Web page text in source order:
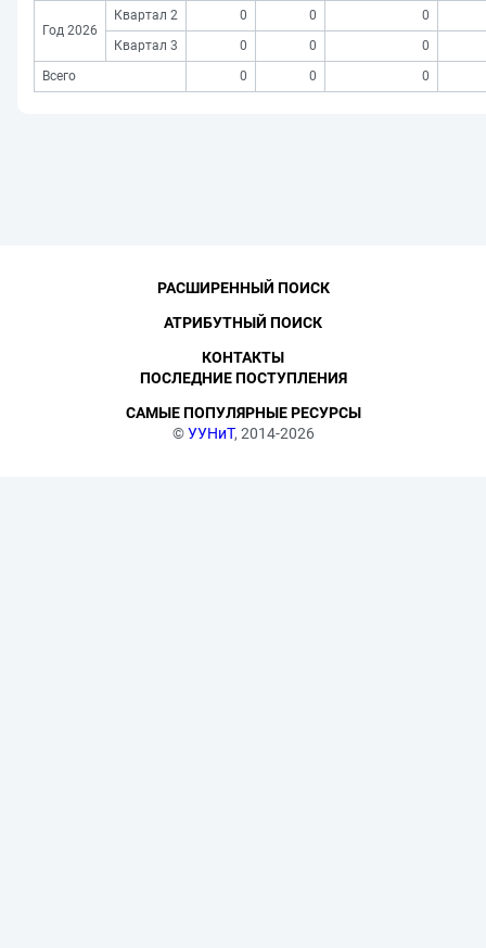
Год 2026
Квартал 2 0 0
0
Квартал 3
0 0
0
Всего
0 0 0
©УУНиТ, 2014-2026
РАСШИРЕННЫЙ ПОИСК
АТРИБУТНЫЙ ПОИСК
КОНТАКТЫ
ПОСЛЕДНИЕ ПОСТУПЛЕНИЯ
САМЫЕ ПОПУЛЯРНЫЕ РЕСУРСЫ